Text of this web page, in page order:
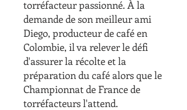
torréfacteur passionné. À la
demande de son meilleur ami
Diego, producteur de café en
Colombie, il va relever le défi
d'assurer la récolte et la
préparation du café alors que le
Championnat de France de
torréfacteurs l'attend.